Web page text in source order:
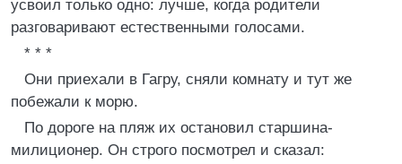
усвоил только одно: лучше, когда родители
разговаривают естественными голосами.
* * *
Они приехали в Гагру, сняли комнату и тут же
побежали к морю.
По дороге на пляж их остановил старшина-
милиционер. Он строго посмотрел и сказал: